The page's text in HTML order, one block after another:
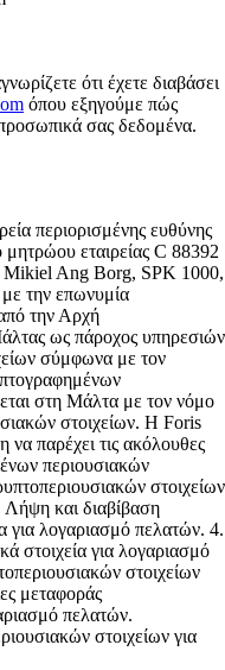
ότι έχετε διαβάσει
όπου εξηγούμε πώς
σας δεδομένα.
περιορισμένης ευθύνης
εταιρείας C 88392
Mikiel Ang Borg, SPK 1000,
την επωνυμία
την Αρχή
ως πάροχος υπηρεσιών
σύμφωνα με τον
στη Μάλτα με τον νόμο
στοιχείων. Η Foris
παρέχει τις ακόλουθες
περιουσιακών
στοιχείων
Λήψη και διαβίβαση
για λογαριασμό πελατών. 4.
στοιχεία για λογαριασμό
στοιχείων
μεταφοράς
πελατών.
στοιχείων για